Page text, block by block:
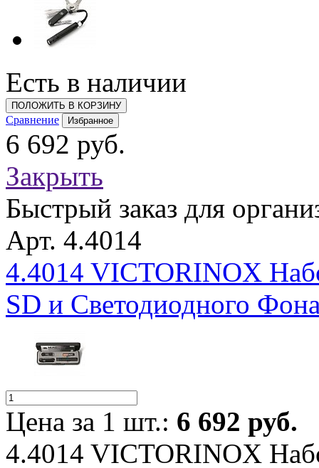
Есть в наличии
ПОЛОЖИТЬ В КОРЗИНУ
Сравнение Избранное
6 692 руб.
Закрыть
Быстрый заказ для
Арт. 4.4014
4.4014 VICTORINOX
SD и Светодиодного
Цена за 1 шт.: 6 692 руб.
4.4014 VICTORINOX